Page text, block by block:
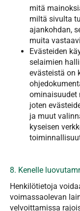
mitä
miltä sivulta
ajankohdan,
muita
Evästeiden
selaimien
evästeistä on
ominaisuudet
joten
ja muut
kyseisen
8. Kenelle
Henkilötietoja
voimassaolevan
velvoittamissa